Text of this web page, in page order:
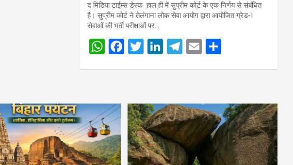
द मिडिया टाईम्स डेस्क हाल ही में सुप्रीम कोर्ट के एक निर्णय से संबंधित
है। सुप्रीम कोर्ट ने तेलंगाना लोक सेवा आयोग द्वारा आयोजित ग्रेड-I
सेवाओं की भर्ती परीक्षाओं पर…
W
A
p
p
F
o
o
k
T
Li
n
T
a
m
E